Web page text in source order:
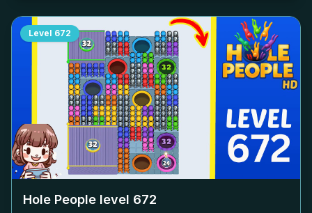
Level 672
Hole People level 672